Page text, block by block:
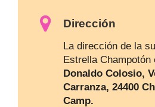
Dirección
La dirección de la
Estrella Champotón
Donaldo Colosio,
Carranza, 24400
Camp.